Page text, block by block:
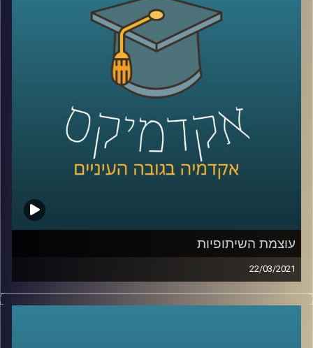
ד״ר אורי גולדברג מביה״ס לאודר לממשל דיפלומטיה
ואסטרטגיה, חוקר את הנושא המרתק של איראן והשיעה הגיע
לדבר על החוויה הדתית במזרח התיכון. מוזמנים להצטרף לשעה
שתחדש לכם ותאיר הרבה מאוד
AudioVersity
עוצמת השיתופיות
22/03/2021
מה זאת שיתופיות? כיצד היא קשורה לשיתופי פעולה? ומה
אומרים לכך המושגים "אגו סיסטם" ו"אקו סיסטם"?